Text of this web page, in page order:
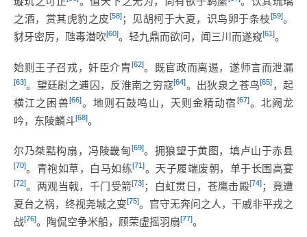
之酒，赏其虎豹之皮 [58]；见胡柯于大夏，识鸟卵于条枝 [59]。
豺牙密厉，虺毒潜吹[60]。轻九鼎而欲问，闻三川而遂窥[61]。
始则王子召戎，奸臣介胄 [62]。既官政而离逷，遂师言而泄漏
[63]。望廷尉之逋囚，反淮南之穷寇[64]。出狄泉之苍鸟[65] ，起
横江之困兽[66]。地则石鼓鸣山，天则金精动宿 [67]。北阙龙
吟，东陵麟斗[68]。
尔乃桀黠构扇，冯陵畿甸 [69]。拥狼望于黄图，填卢山于赤县
[70]。青袍如草，白马如练[71]。天子履端废朝，单于长围高宴
[72]。两观当戟，千门受箭[73] ；白虹贯日，苍鹰击殿[74] ；竟遭
夏台之祸，终视尧城之变[75]。官守无奔问之人，干戚非平戎之
战[76]。陶侃空争米船，顾荣虚摇羽扇[77]。